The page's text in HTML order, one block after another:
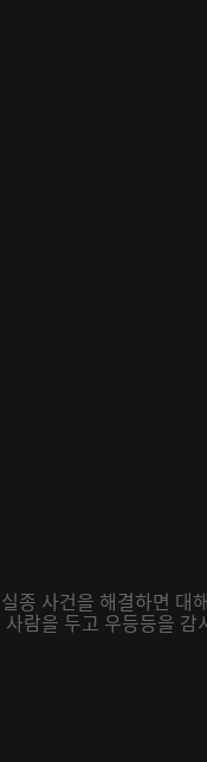
종 사건을 해결하면 대
람을 두고 우등등을 감